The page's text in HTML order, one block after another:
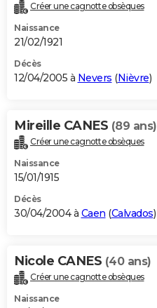
Créer une cagnotte obsèques
Naissance
21/02/1921
Décès
12/04/2005 à Nevers (Nièvre)
Mireille CANES (89 ans)
Créer une cagnotte obsèques
Naissance
15/01/1915
Décès
30/04/2004 à Caen (Calvados)
Nicole CANES (40 ans)
Créer une cagnotte obsèques
Naissance